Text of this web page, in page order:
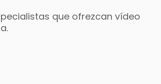
que ofrezcan vídeo